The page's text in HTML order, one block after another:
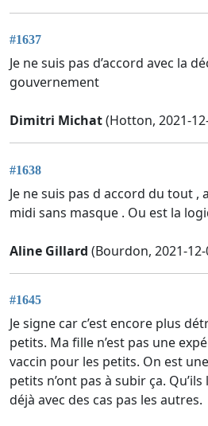
#1637
Je ne suis pas d’accord avec la
gouvernement
Dimitri Michat(Hotton, 2021-
#1638
Je ne suis pas d accord du tout ,
midi sans masque . Ou est la
Aline Gillard (Bourdon, 2021-
#1645
Je signe car c’est encore plus
petits. Ma fille n’est pas une
vaccin pour les petits. On est
petits n’ont pas à subir ça.
déjà avec des cas pas les autres.